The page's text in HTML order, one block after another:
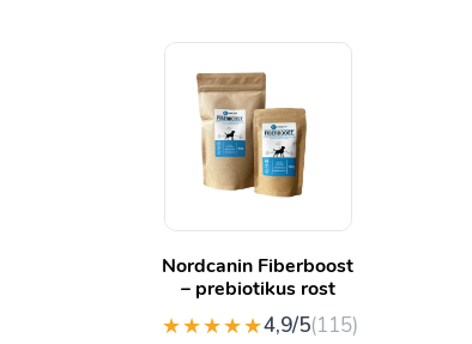
Nordcanin Fiberboost
– prebiotikus rost
★★★★★4,9/5(115)